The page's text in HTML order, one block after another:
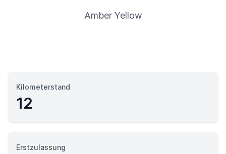
Amber Yellow
Kilometerstand
12
Erstzulassung